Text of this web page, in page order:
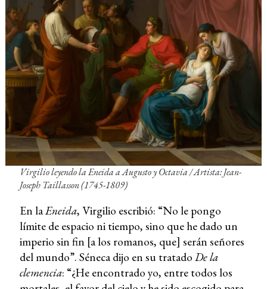
Virgilio leyendo laEneidaa Augusto y Octavia / Artista: Jean-
Joseph Taillasson (1745-1809)
En laEneida, Virgilio escribió: “No le pongo
límite de espacio ni tiempo, sino que he dado un
imperio sin fin [a los romanos, que] serán señores
del mundo”. Séneca dijo en su tratado De la
clemencia: “¿He encontrado yo, entre todos los